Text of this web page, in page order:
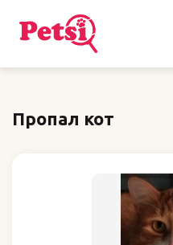
Пропал кот